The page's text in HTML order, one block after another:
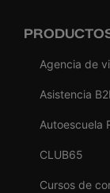
Agencia de
Asistencia
Autoescuela
CLUB65
Cursos de